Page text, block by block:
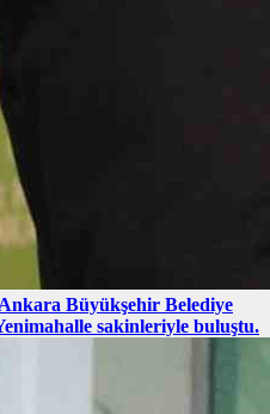
Büyükşehir Belediye
sakinleriyle buluştu.